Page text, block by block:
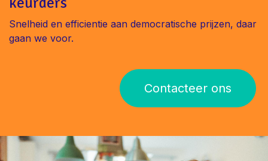
Snelheid en efficientie aan democratische prijzen, daar
gaan we voor.
Contacteer ons